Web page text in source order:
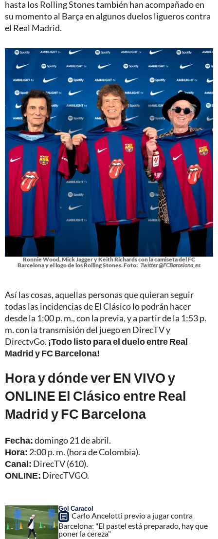
hasta los Rolling Stones también han acompañado en
su momento al Barça en algunos duelos ligueros contra
el Real Madrid.
Ronnie Wood, Mick Jagger y Keith Richards con la camiseta del FC
Barcelona y el logo de los Rolling Stones. Foto: Twitter @FCBarcelona_es
Así las cosas, aquellas personas que quieran seguir
todas las incidencias de El Clásico lo podrán hacer
desde la 1:00 p. m., con la previa, y a partir de la 1:53 p.
m. con la transmisión del juego en DirecTV y
DirectvGo. ¡Todo listo para el duelo entre Real
Madrid y FC Barcelona!
Hora y dónde ver EN VIVO y
ONLINE El Clásico entre Real
Madrid y FC Barcelona
Fecha:domingo 21 de abril.
Hora: 2:00 p. m. (hora de Colombia).
Canal: DirecTV (610).
ONLINE: DirecTVGO.
Gol Caracol
Carlo Ancelotti previo a jugar contra
Barcelona: "El pastel está preparado, hay que
poner la cereza"